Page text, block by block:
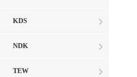
KDS
NDK
TEW